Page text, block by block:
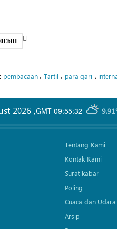
pembacaan ، Tartil ، para qari ،
GMT-09:55:32
2026 ,
Tentang Kami
Kontak Kami
Surat kabar
Poling
Cuaca dan Udara
Arsip